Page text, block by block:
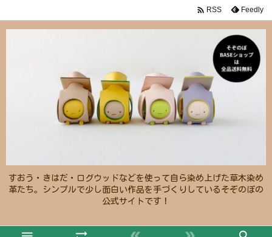
すおう・きはだ・ログウッドなどを使って自ら染め上げた草木染め
革たち。シンプルで少し面白い作品を手づくりしているそぞのぼの
公式サイトです！
 RSS Feedly